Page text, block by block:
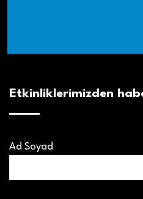
Etkinliklerimizden
Ad Soyad